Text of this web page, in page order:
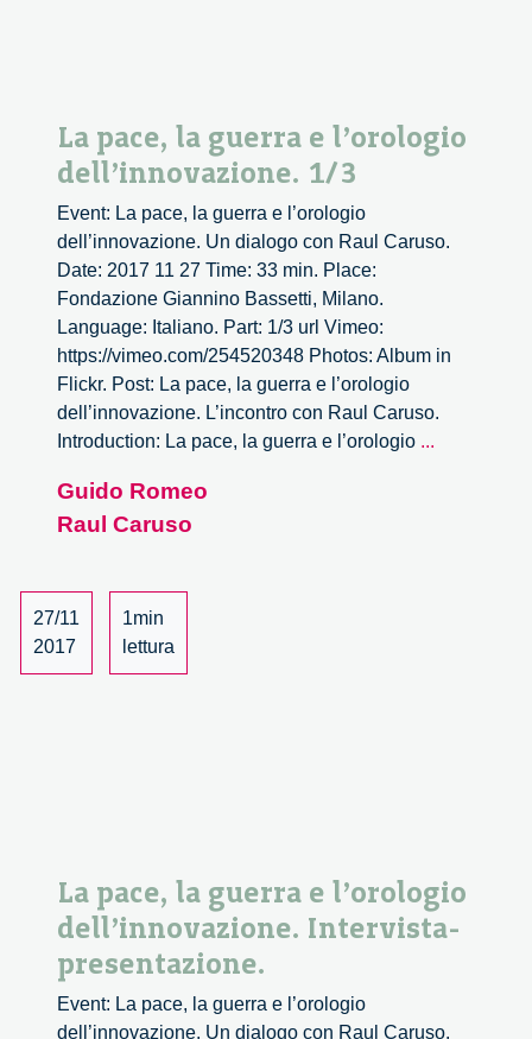
La pace, la guerra e l’orologio
dell’innovazione. 1/3
Event: La pace, la guerra e l’orologio
dell’innovazione. Un dialogo con Raul Caruso.
Date: 2017 11 27 Time: 33 min. Place:
Fondazione Giannino Bassetti, Milano.
Language: Italiano. Part: 1/3 url Vimeo:
https://vimeo.com/254520348 Photos: Album in
Flickr. Post: La pace, la guerra e l’orologio
dell’innovazione. L’incontro con Raul Caruso.
Introduction: La pace, la guerra e l’orologio ...
Guido Romeo
Raul Caruso
27/11
2017
1min
lettura
La pace, la guerra e l’orologio
dell’innovazione. Intervista-
presentazione.
Event: La pace, la guerra e l’orologio
dell’innovazione. Un dialogo con Raul Caruso.